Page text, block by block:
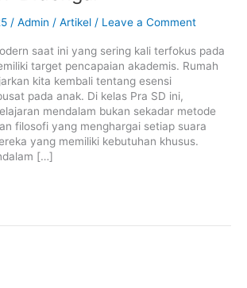
/ Admin / Artikel / Leave a Comment
saat ini yang sering kali terfokus pada
target pencapaian akademis. Rumah
kita kembali tentang esensi
pada anak. Di kelas Pra SD ini,
mendalam bukan sekadar metode
filosofi yang menghargai setiap suara
yang memiliki kebutuhan khusus.
[…]